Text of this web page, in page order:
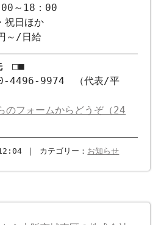
～18：00
祝日ほか
～/日給
□■
4496-9974 （代表/平
のフォームからどうぞ（24
｜ カテゴリー： お知らせ